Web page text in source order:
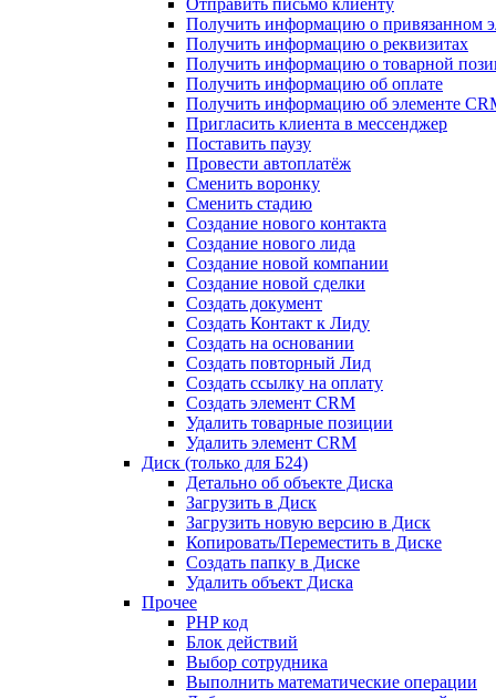
Отправить письмо клиенту
Получить информацию о привязанном
Получить информацию о реквизитах
Получить информацию о товарной
Получить информацию об оплате
Получить информацию об элементе
Пригласить клиента в мессенджер
Поставить паузу
Провести автоплатёж
Сменить воронку
Сменить стадию
Создание нового контакта
Создание нового лида
Создание новой компании
Создание новой сделки
Создать документ
Создать Контакт к Лиду
Создать на основании
Создать повторный Лид
Создать ссылку на оплату
Создать элемент CRM
Удалить товарные позиции
Удалить элемент CRM
Диск (только для Б24)
Детально об объекте Диска
Загрузить в Диск
Загрузить новую версию в Диск
Копировать/Переместить в Диске
Создать папку в Диске
Удалить объект Диска
Прочее
PHP код
Блок действий
Выбор сотрудника
Выполнить математические операции